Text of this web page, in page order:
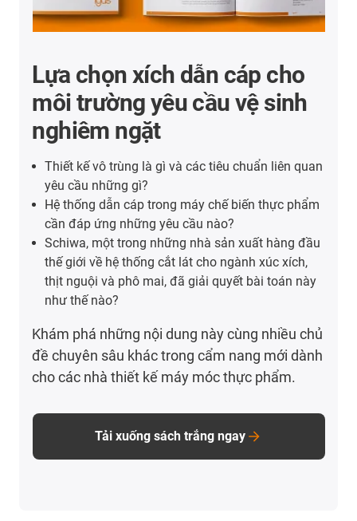
Lựa chọn xích dẫn cáp cho
môi trường yêu cầu vệ sinh
nghiêm ngặt
Thiết kế vô trùng là gì và các tiêu chuẩn liên quan
yêu cầu những gì?
Hệ thống dẫn cáp trong máy chế biến thực phẩm
cần đáp ứng những yêu cầu nào?
Schiwa, một trong những nhà sản xuất hàng đầu
thế giới về hệ thống cắt lát cho ngành xúc xích,
thịt nguội và phô mai, đã giải quyết bài toán này
như thế nào?
Khám phá những nội dung này cùng nhiều chủ
đề chuyên sâu khác trong cẩm nang mới dành
cho các nhà thiết kế máy móc thực phẩm.
Tải xuống sách trắng ngay